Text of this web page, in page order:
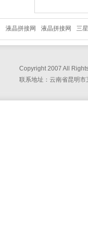
液晶拼接网 液晶拼接网 三
Copyright 2007 All
联系地址：云南省昆明